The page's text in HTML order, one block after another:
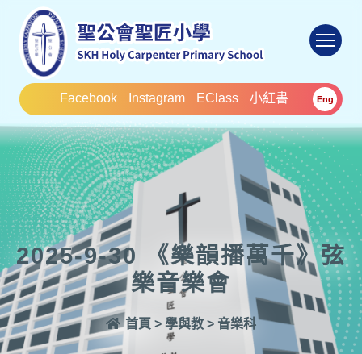
Facebook Instagram EClass 小紅書 Eng
2025-9-30 《樂韻播萬千》弦
樂音樂會
首頁 > 學與教 > 音樂科